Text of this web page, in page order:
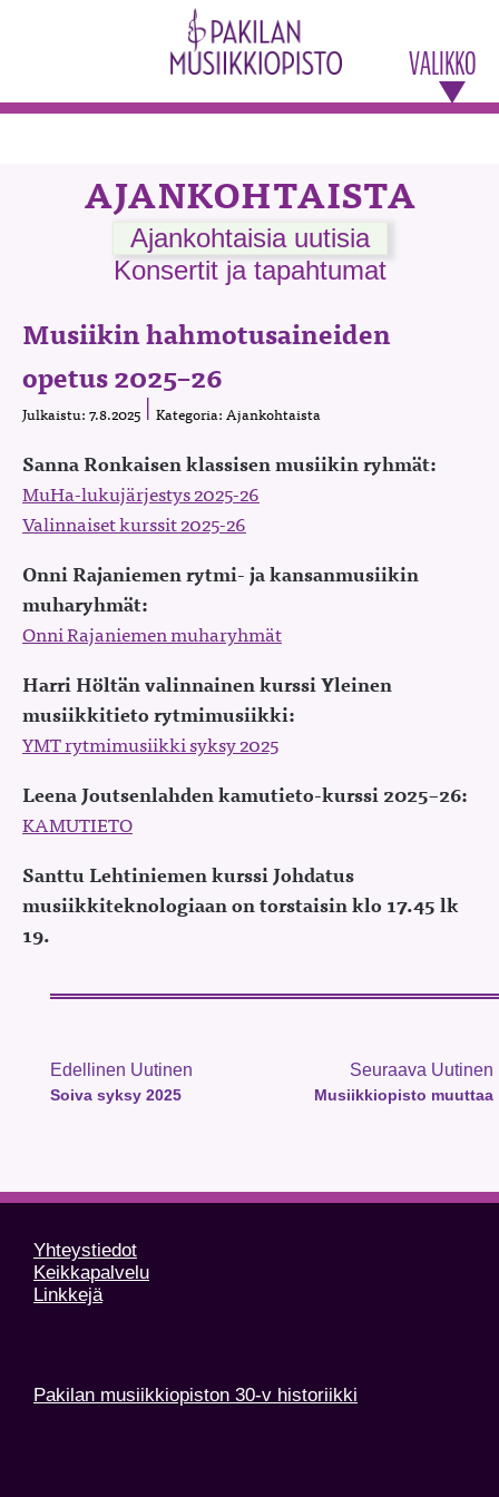
VALIKKO
AJANKOHTAISTA
Ajankohtaisia uutisia
Konsertit ja tapahtumat
Musiikin hahmotusaineiden
opetus 2025–26
Julkaistu: 7.8.2025 Kategoria: Ajankohtaista
Sanna Ronkaisen klassisen musiikin ryhmät:
MuHa-lukujärjestys 2025-26
Valinnaiset kurssit 2025-26
Onni Rajaniemen rytmi- ja kansanmusiikin
muharyhmät:
Onni Rajaniemen muharyhmät
Harri Höltän valinnainen kurssi Yleinen
musiikkitieto rytmimusiikki:
YMT rytmimusiikki syksy 2025
Leena Joutsenlahden kamutieto-kurssi 2025–26:
KAMUTIETO
Santtu Lehtiniemen kurssi Johdatus
musiikkiteknologiaan on torstaisin klo 17.45 lk
19.
Edellinen Uutinen
Soiva syksy 2025
Seuraava Uutinen
Musiikkiopisto muuttaa
Yhteystiedot
Keikkapalvelu
Linkkejä
Pakilan musiikkiopiston 30-v historiikki